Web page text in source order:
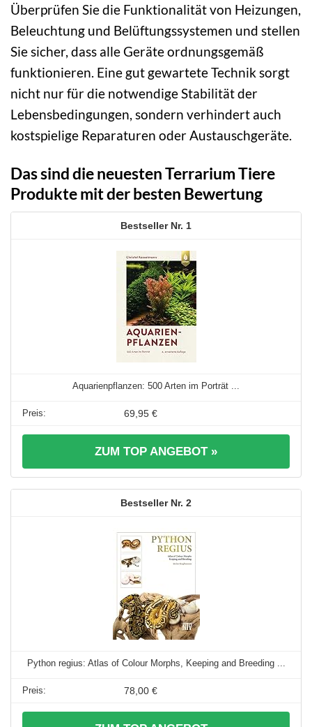
Überprüfen Sie die Funktionalität von Heizungen,
Beleuchtung und Belüftungssystemen und stellen
Sie sicher, dass alle Geräte ordnungsgemäß
funktionieren. Eine gut gewartete Technik sorgt
nicht nur für die notwendige Stabilität der
Lebensbedingungen, sondern verhindert auch
kostspielige Reparaturen oder Austauschgeräte.
Das sind die neuesten Terrarium Tiere
Produkte mit der besten Bewertung
1
Aquarienpflanzen: 500 Arten im Porträt ...
69,95 €
ZUM TOP ANGEBOT »
2
Python regius: Atlas of Colour Morphs, Keeping and Breeding ...
78,00 €